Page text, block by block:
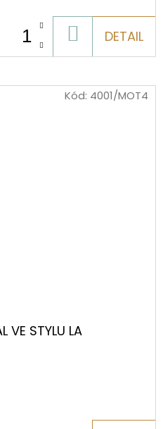
KOŠÍKU
DETAIL
VE STYLU LA
Kód: 4001/MOT4